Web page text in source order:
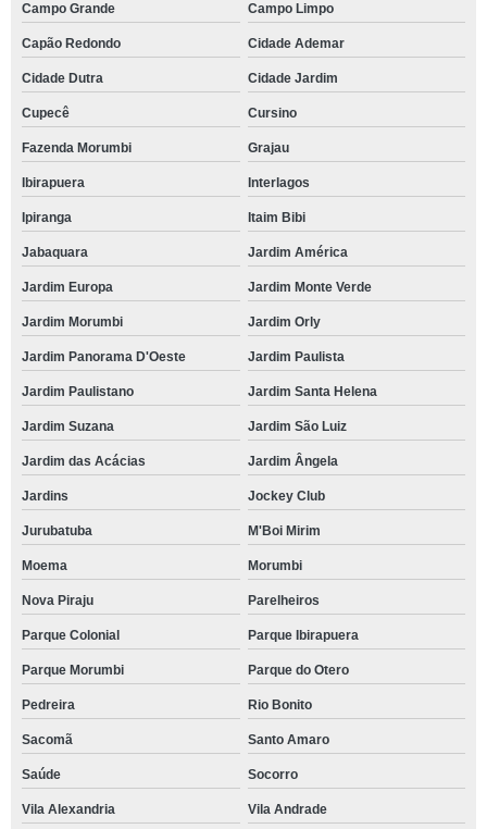
Campo Grande Campo Limpo
Capão Redondo Cidade Ademar
Cidade Dutra Cidade Jardim
Cupecê Cursino
Fazenda Morumbi Grajau
Ibirapuera Interlagos
Ipiranga Itaim Bibi
Jabaquara Jardim América
Jardim Europa Jardim Monte Verde
Jardim Morumbi Jardim Orly
Jardim Panorama D'Oeste Jardim Paulista
Jardim Paulistano Jardim Santa Helena
Jardim Suzana Jardim São Luiz
Jardim das Acácias Jardim Ângela
Jardins Jockey Club
Jurubatuba M'Boi Mirim
Moema Morumbi
Nova Piraju Parelheiros
Parque Colonial Parque Ibirapuera
Parque Morumbi Parque do Otero
Pedreira Rio Bonito
Sacomã Santo Amaro
Saúde Socorro
Vila Alexandria Vila Andrade